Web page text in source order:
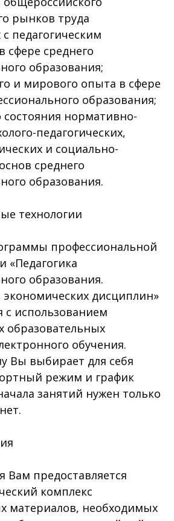
рынков труда
педагогическим
сфере среднего
образования;
и мирового опыта в сфере
образования;
состояния нормативно-
педагогических,
и социально-
среднего
образования.
технологии
профессиональной
«Педагогика
образования.
экономических дисциплин»
с использованием
образовательных
обучения.
Вы выбирает для себя
режим и график
занятий нужен только
Вам предоставляется
комплекс
материалов, необходимых